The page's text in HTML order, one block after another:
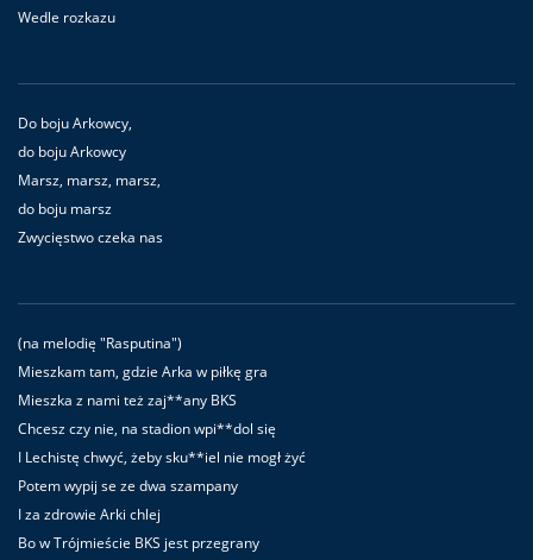
Wedle rozkazu
Do boju Arkowcy,
do boju Arkowcy
Marsz, marsz, marsz,
do boju marsz
Zwycięstwo czeka nas
(na melodię "Rasputina")
Mieszkam tam, gdzie Arka w piłkę gra
Mieszka z nami też zaj**any BKS
Chcesz czy nie, na stadion wpi**dol się
I Lechistę chwyć, żeby sku**iel nie mogł żyć
Potem wypij se ze dwa szampany
I za zdrowie Arki chlej
Bo w Trójmieście BKS jest przegrany